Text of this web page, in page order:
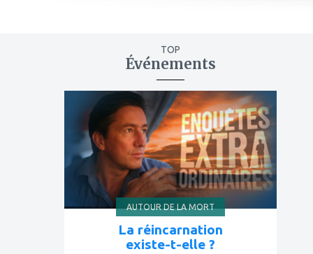
TOP
Événements
mes
favoris
AUTOUR DE LA MORT
La réincarnation
existe-t-elle ?